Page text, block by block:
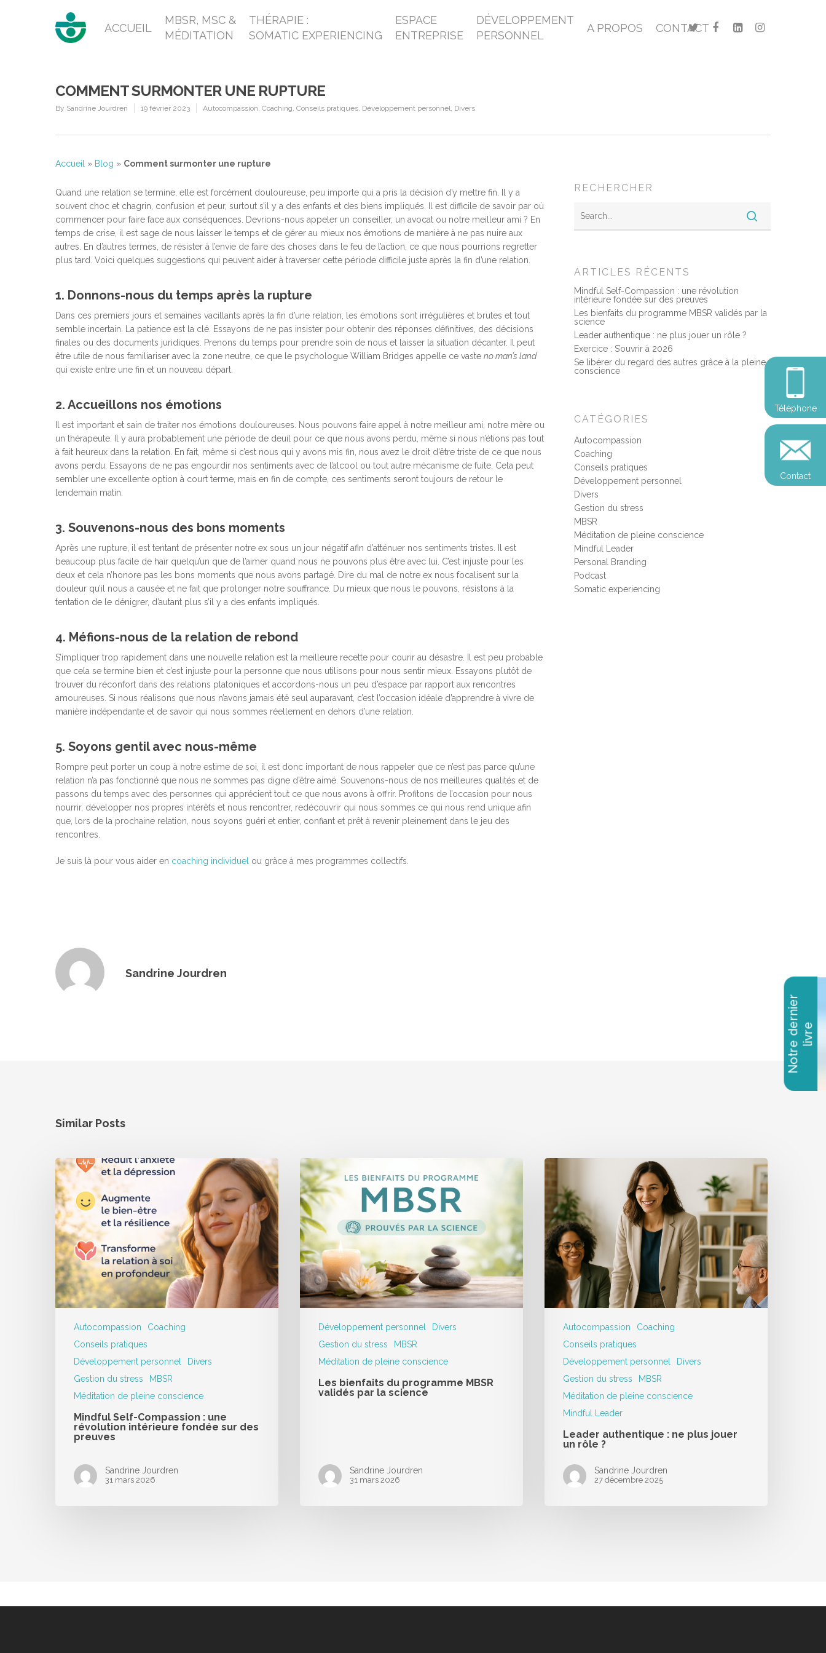
Hit enter to search or ESC to close
ACCUEIL
MBSR, MSC &
MÉDITATION
THÉRAPIE :
SOMATIC EXPERIENCING
ESPACE
ENTREPRISE
DÉVELOPPEMENT
PERSONNEL
A PROPOS CONTACT
COMMENT SURMONTER UNE RUPTURE
By Sandrine Jourdren 19 février 2023 Autocompassion, Coaching, Conseils pratiques, Développement personnel, Divers
Accueil » Blog » Comment surmonter une rupture
Quand une relation se termine, elle est forcément douloureuse, peu importe qui a pris la décision d’y mettre fin. Il y a
souvent choc et chagrin, confusion et peur, surtout s’il y a des enfants et des biens impliqués. Il est difficile de savoir par où
commencer pour faire face aux conséquences. Devrions-nous appeler un conseiller, un avocat ou notre meilleur ami ? En
temps de crise, il est sage de nous laisser le temps et de gérer au mieux nos émotions de manière à ne pas nuire aux
autres. En d’autres termes, de résister à l’envie de faire des choses dans le feu de l’action, ce que nous pourrions regretter
plus tard. Voici quelques suggestions qui peuvent aider à traverser cette période difficile juste après la fin d’une relation.
1. Donnons-nous du temps après la rupture
Dans ces premiers jours et semaines vacillants après la fin d’une relation, les émotions sont irrégulières et brutes et tout
semble incertain. La patience est la clé. Essayons de ne pas insister pour obtenir des réponses définitives, des décisions
finales ou des documents juridiques. Prenons du temps pour prendre soin de nous et laisser la situation décanter. Il peut
être utile de nous familiariser avec la zone neutre, ce que le psychologue William Bridges appelle ce vaste no man’s land
qui existe entre une fin et un nouveau départ.
2. Accueillons nos émotions
Il est important et sain de traiter nos émotions douloureuses. Nous pouvons faire appel à notre meilleur ami, notre mère ou
un thérapeute. Il y aura probablement une période de deuil pour ce que nous avons perdu, même si nous n’étions pas tout
à fait heureux dans la relation. En fait, même si c’est nous qui y avons mis fin, nous avez le droit d’être triste de ce que nous
avons perdu. Essayons de ne pas engourdir nos sentiments avec de l’alcool ou tout autre mécanisme de fuite. Cela peut
sembler une excellente option à court terme, mais en fin de compte, ces sentiments seront toujours de retour le
lendemain matin.
3. Souvenons-nous des bons moments
Après une rupture, il est tentant de présenter notre ex sous un jour négatif afin d’atténuer nos sentiments tristes. Il est
beaucoup plus facile de haïr quelqu’un que de l’aimer quand nous ne pouvons plus être avec lui. C’est injuste pour les
deux et cela n’honore pas les bons moments que nous avons partagé. Dire du mal de notre ex nous focalisent sur la
douleur qu’il nous a causée et ne fait que prolonger notre souffrance. Du mieux que nous le pouvons, résistons à la
tentation de le dénigrer, d’autant plus s’il y a des enfants impliqués.
4. Méfions-nous de la relation de rebond
S’impliquer trop rapidement dans une nouvelle relation est la meilleure recette pour courir au désastre. Il est peu probable
que cela se termine bien et c’est injuste pour la personne que nous utilisons pour nous sentir mieux. Essayons plutôt de
trouver du réconfort dans des relations platoniques et accordons-nous un peu d’espace par rapport aux rencontres
amoureuses. Si nous réalisons que nous n’avons jamais été seul auparavant, c’est l’occasion idéale d’apprendre à vivre de
manière indépendante et de savoir qui nous sommes réellement en dehors d’une relation.
5. Soyons gentil avec nous-même
Rompre peut porter un coup à notre estime de soi, il est donc important de nous rappeler que ce n’est pas parce qu’une
relation n’a pas fonctionné que nous ne sommes pas digne d’être aimé. Souvenons-nous de nos meilleures qualités et de
passons du temps avec des personnes qui apprécient tout ce que nous avons à offrir. Profitons de l’occasion pour nous
nourrir, développer nos propres intérêts et nous rencontrer, redécouvrir qui nous sommes ce qui nous rend unique afin
que, lors de la prochaine relation, nous soyons guéri et entier, confiant et prêt à revenir pleinement dans le jeu des
rencontres.
Je suis là pour vous aider en coaching individuel ou grâce à mes programmes collectifs.
Sandrine Jourdren
RECHERCHER
ARTICLES RÉCENTS
Mindful Self-Compassion : une révolution
intérieure fondée sur des preuves
Les bienfaits du programme MBSR validés par la
science
Leader authentique : ne plus jouer un rôle ?
Exercice : S’ouvrir à 2026
Se libérer du regard des autres grâce à la pleine
conscience
CATÉGORIES
Autocompassion
Coaching
Conseils pratiques
Développement personnel
Divers
Gestion du stress
MBSR
Méditation de pleine conscience
Mindful Leader
Personal Branding
Podcast
Somatic experiencing
Similar Posts
Autocompassion
Coaching
Conseils pratiques
Développement personnel
Divers
Gestion du stress
MBSR
Méditation de pleine conscience
Mindful Self-Compassion : une
révolution intérieure fondée sur des
preuves
Sandrine Jourdren
31 mars 2026
Développement personnel
Divers
Gestion du stress
MBSR
Méditation de pleine conscience
Les bienfaits du programme MBSR
validés par la science
Sandrine Jourdren
31 mars 2026
Autocompassion
Coaching
Conseils pratiques
Développement personnel
Divers
Gestion du stress
MBSR
Méditation de pleine conscience
Mindful Leader
Leader authentique : ne plus jouer
un rôle ?
Sandrine Jourdren
27 décembre 2025
Téléphone
Contact